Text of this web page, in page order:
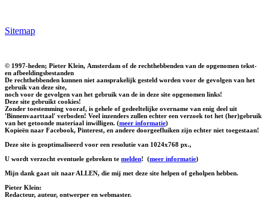
Sitemap
© 1997-heden; Pieter Klein, Amsterdam of de rechthebbenden van de opgenomen tekst-
en afbeeldingsbestanden
De rechthebbenden kunnen niet aansprakelijk gesteld worden voor de gevolgen van het
gebruik van deze site,
noch voor de gevolgen van het gebruik van de in deze site opgenomen links!
Deze site gebruikt cookies!
Zonder toestemming vooraf, is gehele of gedeeltelijke overname van enig deel uit
'Binnenvaarttaal' verboden! Veel inzenders zullen echter een verzoek tot het (her)gebruik
van het getoonde materiaal inwilligen. (meer informatie)
Kopieën naar Facebook, Pinterest, en andere doorgeefluiken zijn echter niet toegestaan!
Deze site is geoptimaliseerd voor een resolutie van 1024x768 px.,
U wordt verzocht eventuele gebreken te melden! (meer informatie)
Mijn dank gaat uit naar ALLEN, die mij met deze site helpen of geholpen hebben.
Pieter Klein:
Redacteur, auteur, ontwerper en webmaster.